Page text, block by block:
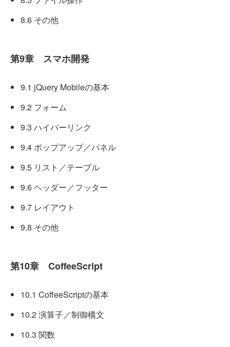
8.6 その他
第9章 スマホ開発
9.1 jQuery Mobileの基本
9.2 フォーム
9.3 ハイパーリンク
9.4 ポップアップ／パネル
9.5 リスト／テーブル
9.6 ヘッダー／フッター
9.7 レイアウト
9.8 その他
第10章 CoffeeScript
10.1 CoffeeScriptの基本
10.2 演算子／制御構文
10.3 関数